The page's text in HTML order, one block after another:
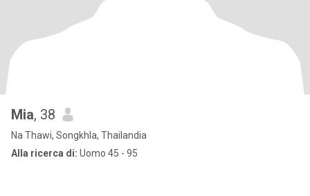
Mia, 38
Na Thawi, Songkhla, Thailandia
Alla ricerca di: Uomo 45 - 95